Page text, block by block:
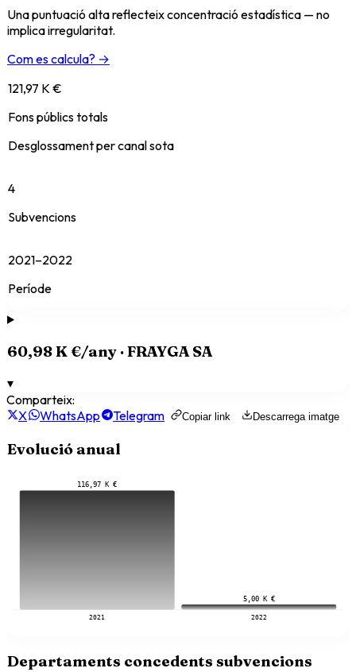
Una puntuació alta reflecteix concentració estadística — no
implica irregularitat.
Com es calcula? →
121,97 K €
Fons públics totals
Desglossament per canal sota
4
Subvencions
2021–2022
Període
60,98 K €/any ·FRAYGA SA
▾
Comparteix:
X
WhatsApp Telegram Copiar link Descarrega imatge
Evolució anual
116,97 K €
2021
5,00 K €
2022
Departaments concedents subvencions